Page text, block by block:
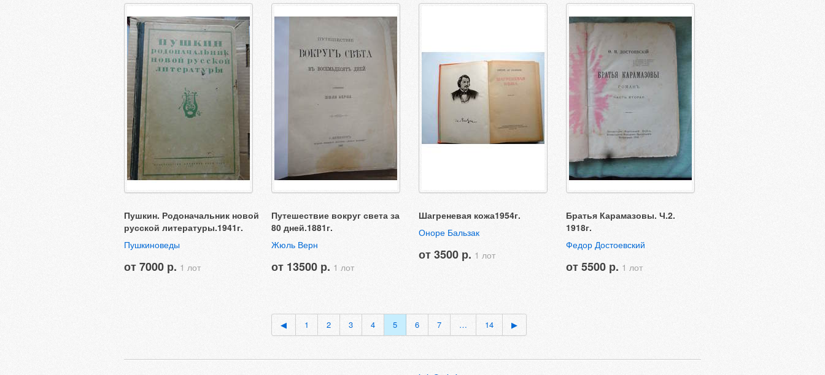
Пушкин. Родоначальник новой
русской литературы.1941г.
Пушкиноведы
от 7000 р. 1 лот
Путешествие вокруг света за
80 дней.1881г.
Жюль Верн
от 13500 р. 1 лот
Шагреневая кожа1954г.
Оноре Бальзак
от 3500 р. 1 лот
Братья Карамазовы. Ч.2.
1918г.
Федор Достоевский
от 5500 р. 1 лот
◀ 1 2 3 4 5 6 7 … 14 ▶